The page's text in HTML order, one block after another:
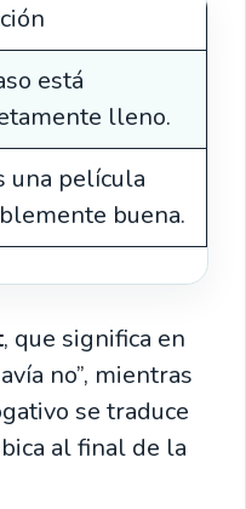
está
lleno.
una película
buena.
, que significa en
no”, mientras
se traduce
al final de la